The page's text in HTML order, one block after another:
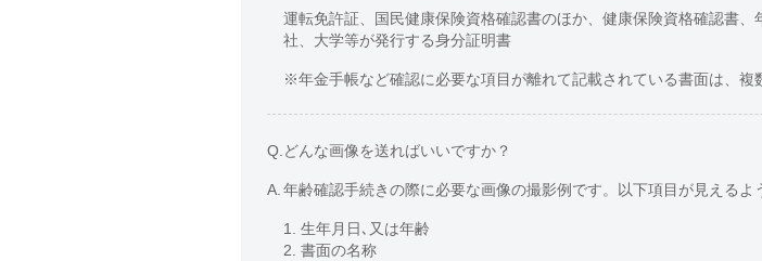
運転免許証、国民健康保険資格確認書のほか、健康保険資格確認書
社、大学等が発行する身分証明書
※年金手帳など確認に必要な項目が離れて記載されている書面は、複
Q. どんな画像を送ればいいですか？
A. 年齢確認手続きの際に必要な画像の撮影例です。以下項目が見えるよ
1. 生年月日､又は年齢
2. 書面の名称